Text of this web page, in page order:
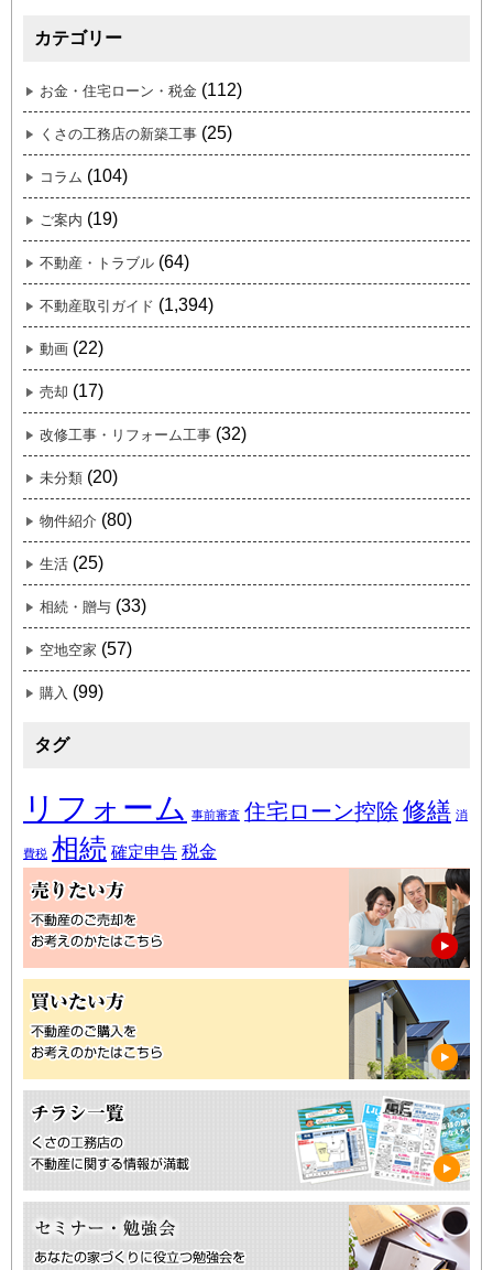
カテゴリー
お金・住宅ローン・税金 (112)
くさの工務店の新築工事 (25)
コラム (104)
ご案内 (19)
不動産・トラブル (64)
不動産取引ガイド (1,394)
動画 (22)
売却 (17)
改修工事・リフォーム工事 (32)
未分類 (20)
物件紹介 (80)
生活 (25)
相続・贈与 (33)
空地空家 (57)
購入 (99)
タグ
リフォーム 事前審査 住宅ローン控除 修繕 消
費税 相続 確定申告 税金